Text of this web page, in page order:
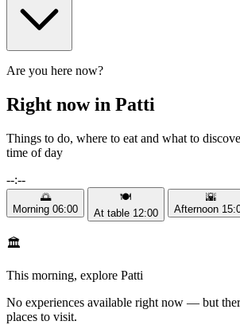
Are you here now?
Right now in Patti
Things to do, where to eat and what to
time of day
--:--
🌅
Morning 06:00
🍽️
At table 12:00
🌇
Afternoon
🏛️
This morning, explore Patti
No experiences available right now — but
places to visit.